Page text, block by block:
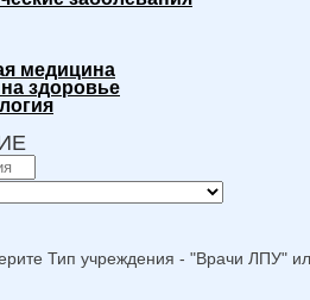
медицина
здоровье
Тип учреждения - "Врачи ЛПУ"